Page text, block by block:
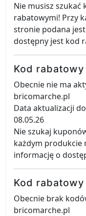
Nie musisz
rabatowymi! Przy
stronie podana
dostępny jest kod
Kod
Obecnie nie ma
bricomarche.pl
Data aktualizacji
08.05.26
Nie szukaj
każdym produkcie
informację o
Kod
Obecnie brak
bricomarche.pl